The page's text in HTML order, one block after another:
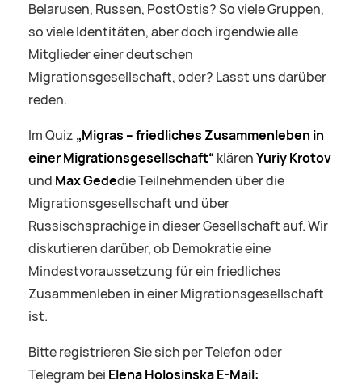
Belarusen, Russen, PostOstis? So viele Gruppen,
so viele Identitäten, aber doch irgendwie alle
Mitglieder einer deutschen
Migrationsgesellschaft, oder? Lasst uns darüber
reden.
Im Quiz „Migras – friedliches Zusammenleben in
einer Migrationsgesellschaft“ klärenYuriy Krotov
und Max Gededie Teilnehmenden über die
Migrationsgesellschaft und über
Russischsprachige in dieser Gesellschaft auf. Wir
diskutieren darüber, ob Demokratie eine
Mindestvoraussetzung für ein friedliches
Zusammenleben in einer Migrationsgesellschaft
ist.
Bitte registrieren Sie sich per Telefon oder
Telegram bei Elena HolosinskaE-Mail: